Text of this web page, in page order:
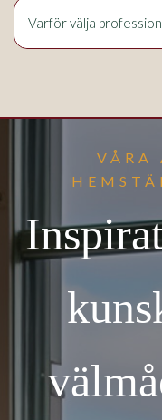
Varför välja
VÅRA